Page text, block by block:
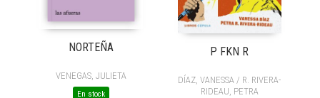
NORTEÑA
VENEGAS, JULIETA
En stock
P FKN R
DÍAZ, VANESSA / R. RIVERA-
RIDEAU, PETRA